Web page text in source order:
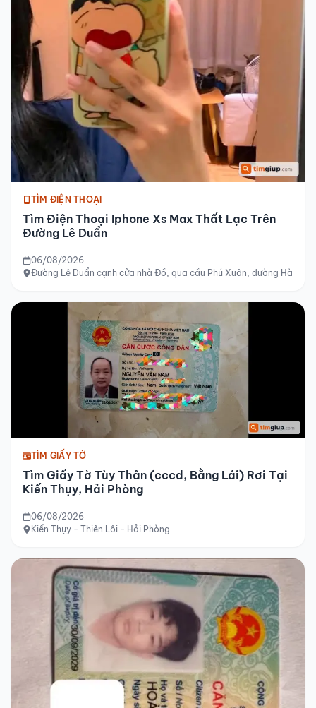
TÌM ĐIỆN THOẠI
Tìm Điện Thoại Iphone Xs Max Thất Lạc Trên
Đường Lê Duẩn
06/08/2026
Đường Lê Duẩn cạnh cửa nhà Đồ, qua cầu Phú Xuân, đường Hà Nội
TÌM GIẤY TỜ
Tìm Giấy Tờ Tùy Thân (cccd, Bằng Lái) Rơi Tại
Kiến Thụy, Hải Phòng
06/08/2026
Kiến Thụy - Thiên Lôi - Hải Phòng